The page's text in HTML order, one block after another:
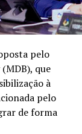
pelo
que
à
pelo
de forma